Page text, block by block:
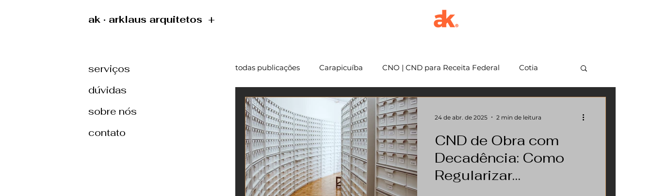
ak · arklaus arquitetos +
todas publicações Carapicuíba CNO | CND para Receita Federal Cotia
Cartório São Paulo Usucapião Vargem Grande Paulista
Mentoria Embu das Artes
CND de Obra com
Decadência: Como
Regularizar
24 de abr. de 2025 2 min de leitura
serviços
dúvidas
sobre nós
contato